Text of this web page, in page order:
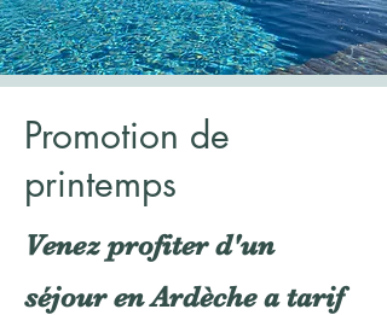
Promotion de
printemps
Venez profiter d'un
séjour en Ardèche a tarif